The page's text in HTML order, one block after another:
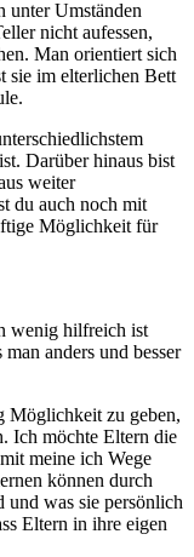
unter Umständen
nicht aufessen,
Man orientiert sich
sie im elterlichen Bett
Darüber hinaus bist
weiter
du auch noch mit
Möglichkeit für
wenig hilfreich ist
anders und besser
Möglichkeit zu geben,
Ich möchte Eltern die
meine ich Wege
können durch
und was sie persönlich
Eltern in ihre eigen